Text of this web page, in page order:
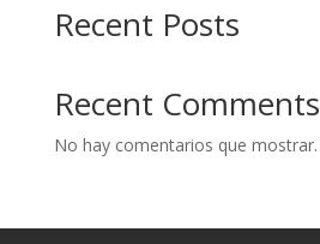
Recent Posts
Recent Comments
No hay comentarios que mostrar.